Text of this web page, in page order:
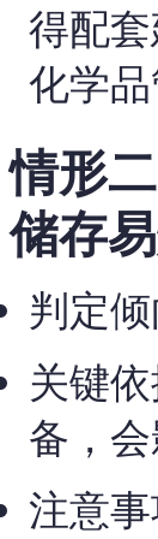
得配
化学
情形
储存
判定
关键
备，
注意